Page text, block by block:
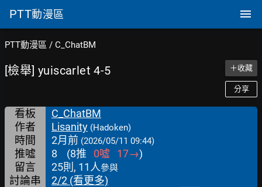
PTT動漫區
PTT動漫區 / C_ChatBM
[檢舉] yuiscarlet 4-5 ＋收藏
分享
看板
C_ChatBM
作者
Lisanity (Hadoken)
時間 2月前 (2026/05/11 09:44)
推噓 8 (8推 0噓 17→)
留言
25則, 11人參與
討論串 2/2 (看更多)